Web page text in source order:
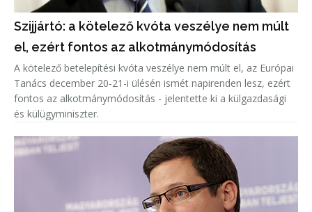
Szijjártó: a kötelező kvóta veszélye nem múlt
el, ezért fontos az alkotmánymódosítás
A kötelező betelepítési kvóta veszélye nem múlt el, az Európai
Tanács december 20-21-i ülésén ismét napirenden lesz, ezért
fontos az alkotmánymódosítás - jelentette ki a külgazdasági
és külügyminiszter.